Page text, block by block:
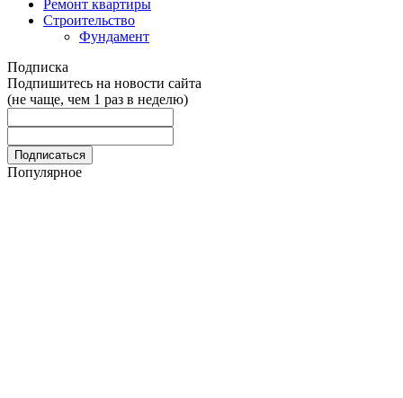
Ремонт квартиры
Строительство
Фундамент
Подписка
Подпишитесь на новости сайта
(не чаще, чем 1 раз в неделю)
Популярное